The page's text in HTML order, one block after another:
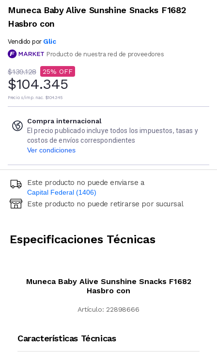
Muneca Baby Alive Sunshine Snacks F1682
Hasbro con
Vendido por Glic
Producto de nuestra red de proveedores
$139.128 25
$104.345
Precio s/imp. nac. $104.345
Compra internacional
El precio publicado incluye todos los impuestos, tasas y
costos de envíos correspondientes
Ver condiciones
Este producto no puede enviarse a
Capital Federal (1406)
Ingresá código postal (sólo números)
Este producto no puede retirarse por sucursal
Especificaciones Técnicas
Muneca Baby Alive Sunshine Snacks F1682
Hasbro con
Artículo: 22898666
Características Técnicas